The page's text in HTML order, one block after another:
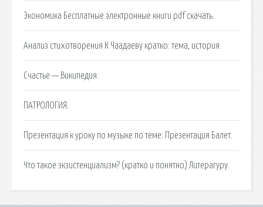
Экономика Бесплатные электронные книги pdf скачать.
Анализ стихотворения К Чаадаеву кратко: тема, история.
Счастье — Википедия.
ПАТРОЛОГИЯ.
Презентация к уроку по музыке по теме: Презентация Балет.
Что такое экзистенциализм? (кратко и понятно) Литерагуру.